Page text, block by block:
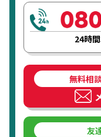
24時
無料相
友